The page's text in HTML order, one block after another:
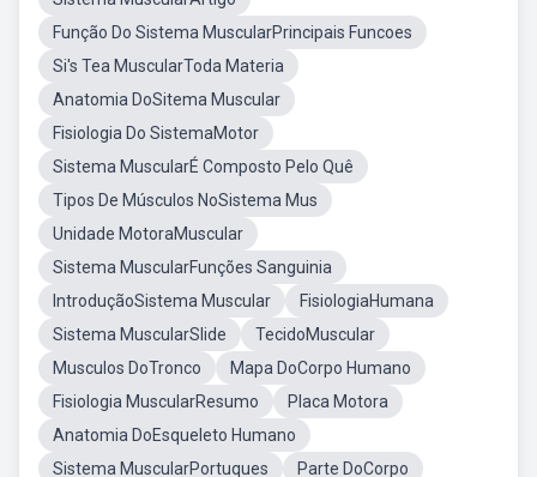
Função Do Sistema MuscularPrincipais Funcoes
Si's Tea MuscularToda Materia
Anatomia DoSitema Muscular
Fisiologia Do SistemaMotor
Sistema MuscularÉ Composto Pelo Quê
Tipos De Músculos NoSistema Mus
Unidade MotoraMuscular
Sistema MuscularFunções Sanguinia
IntroduçãoSistema Muscular
FisiologiaHumana
Sistema MuscularSlide
TecidoMuscular
Musculos DoTronco
Mapa DoCorpo Humano
Fisiologia MuscularResumo
Placa Motora
Anatomia DoEsqueleto Humano
Sistema MuscularPortuques
Parte DoCorpo